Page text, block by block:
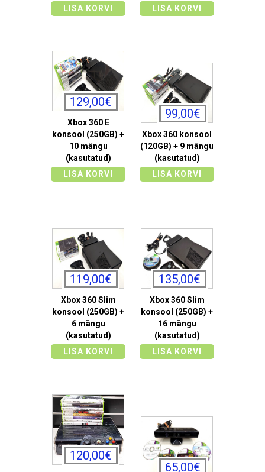
LISA KORVI
LISA KORVI
129,00€
Xbox 360 E
konsool (250GB) +
10 mängu
(kasutatud)
LISA KORVI
99,00€
Xbox 360 konsool
(120GB) + 9 mängu
(kasutatud)
LISA KORVI
119,00€
Xbox 360 Slim
konsool (250GB) +
6 mängu
(kasutatud)
LISA KORVI
135,00€
Xbox 360 Slim
konsool (250GB) +
16 mängu
(kasutatud)
LISA KORVI
120,00€
65,00€